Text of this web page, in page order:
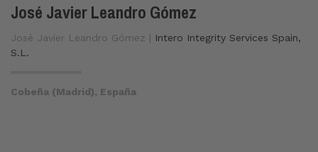
José Javier Leandro Gómez
José Javier Leandro Gómez | Intero Integrity Services Spain,
S.L.
Cobeña (Madrid), España